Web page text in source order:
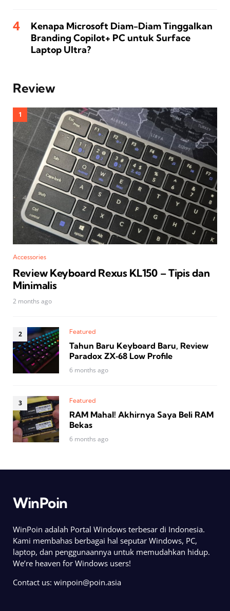
Kenapa Microsoft Diam-Diam Tinggalkan
Branding Copilot+ PC untuk Surface
Laptop Ultra?
Review
Accessories
Review Keyboard Rexus KL150 – Tipis dan
Minimalis
2 months ago
Featured
Tahun Baru Keyboard Baru, Review
Paradox ZX‑68 Low Profile
6 months ago
Featured
RAM Mahal! Akhirnya Saya Beli RAM
Bekas
6 months ago
WinPoin
WinPoin adalah Portal Windows terbesar di Indonesia.
Kami membahas berbagai hal seputar Windows, PC,
laptop, dan penggunaannya untuk memudahkan hidup.
We’re heaven for Windows users!
Contact us: winpoin@poin.asia